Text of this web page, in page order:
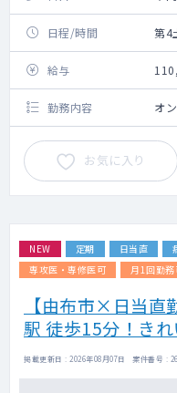
日程/時間 第4
給与
勤務内容 オ
お気に入り
NEW 定期 日当直
専攻医・専修医可
月1回勤務
【由布市×日当直
駅 徒歩15分！きれ
掲載更新日 : 2026年08月07日 案件番号 :